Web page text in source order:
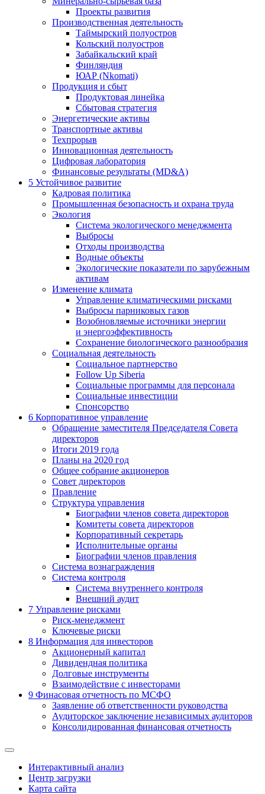
Проекты развития
Производственная деятельность
Таймырский полуостров
Кольский полуостров
Забайкальский край
Финляндия
ЮАР (Nkomati)
Продукция и сбыт
Продуктовая линейка
Сбытовая стратегия
Энергетические активы
Транспортные активы
Техпрорыв
Инновационная деятельность
Цифровая лаборатория
Финансовые результаты (MD&A)
5 Устойчивое развитие
Кадровая политика
Промышленная безопасность и охрана труда
Экология
Система экологического менеджмента
Выбросы
Отходы производства
Водные объекты
Экологические показатели по зарубежным
активам
Изменение климата
Управление климатическими рисками
Выбросы парниковых газов
Возобновляемые источники энергии
и энергоэффективность
Сохранение биологического разнообразия
Социальная деятельность
Социальное партнерство
Follow Up Siberia
Социальные программы для персонала
Социальные инвестиции
Спонсорство
6 Корпоративное управление
Обращение заместителя Председателя Совета
директоров
Итоги 2019 года
Планы на 2020 год
Общее собрание акционеров
Совет директоров
Правление
Структура управления
Биографии членов совета директоров
Комитеты совета директоров
Корпоративный секретарь
Исполнительные органы
Биографии членов правления
Система вознаграждения
Система контроля
Система внутреннего контроля
Внешний аудит
7 Управление рисками
Риск-менеджмент
Ключевые риски
8 Информация для инвесторов
Акционерный капитал
Дивидендная политика
Долговые инструменты
Взаимодействие с инвеcторами
9 Финасовая отчетность по МСФО
Заявление об ответственности руководства
Аудиторское заключение независимых аудиторов
Консолидированная финансовая отчетность
Интерактивный анализ
Центр загрузки
Карта сайта